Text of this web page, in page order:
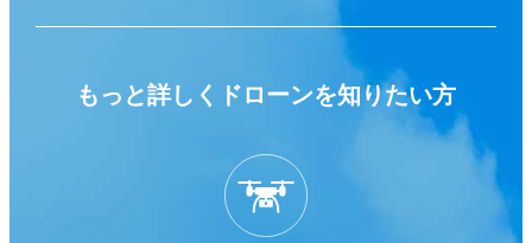
もっと詳しくドローンを知りたい方